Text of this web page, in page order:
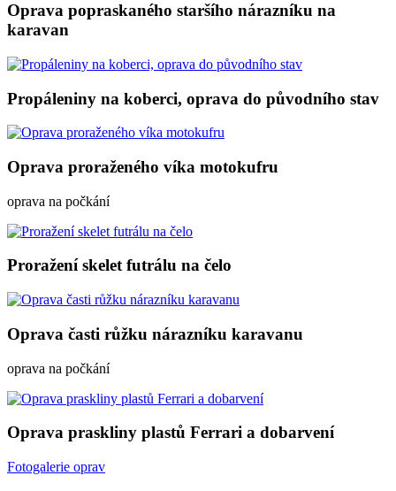
Oprava popraskaného staršího nárazníku na
karavan
Propáleniny na koberci, oprava do původního stav
Oprava proraženého víka motokufru
oprava na počkání
Proražení skelet futrálu na čelo
Oprava časti růžku nárazníku karavanu
oprava na počkání
Oprava praskliny plastů Ferrari a dobarvení
Fotogalerie oprav